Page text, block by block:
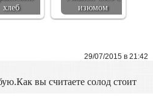
хлеб
изюмом
29/07/2015 в 21:42
вы считаете солод стоит